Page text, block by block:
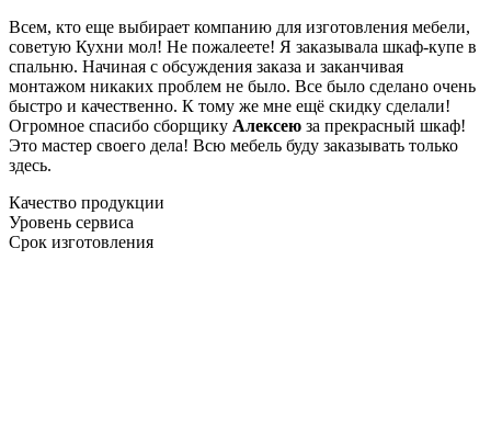
Всем, кто еще выбирает компанию для изготовления мебели,
советую Кухни мол! Не пожалеете! Я заказывала шкаф-купе в
спальню. Начиная с обсуждения заказа и заканчивая
монтажом никаких проблем не было. Все было сделано очень
быстро и качественно. К тому же мне ещё скидку сделали!
Огромное спасибо сборщику Алексею за прекрасный шкаф!
Это мастер своего дела! Всю мебель буду заказывать только
здесь.
Качество продукции
Уровень сервиса
Срок изготовления